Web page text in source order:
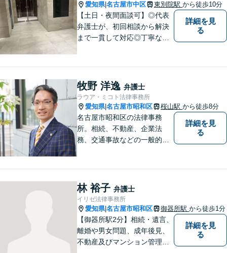
愛知県|名古屋市中区 東別院駅 から徒歩10分
【土日・夜間面談可】◎代表
弁護士が、初回相談から解決
まで一貫して対応◎丁寧な対
を目指します【相続問題】遺
産分割調停や審判もお任せく
ださい【東別院駅】
詳細を見
る
牧野 洋逸 弁護士
ラウア・ミコト法律事務所
愛知県|名古屋市昭和区 桜山駅 から徒歩8分
名古屋市昭和区の法律事務
所。相続、不動産、企業法
務、交通事故などの一般的な
料】【桜山駅より徒歩８分】
【駐車場あり】【オンライン
相談可】
詳細を見
る
林 裕子 弁護士
イリゼ法律事務所
愛知県|名古屋市昭和区 御器所駅 から徒歩1分
【御器所駅2分】相続・遺言、
離婚や男女問題、成年後見、
不動産及びマンション管理な
詳細を見
る